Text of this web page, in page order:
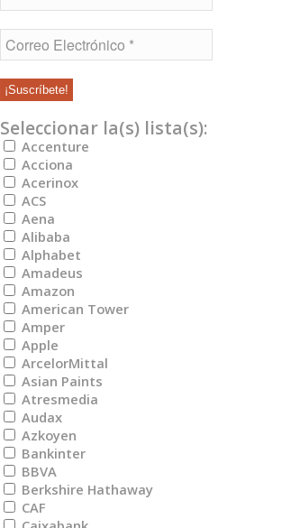
Seleccionar la(s) lista(s):
Accenture
Acciona
Acerinox
ACS
Aena
Alibaba
Alphabet
Amadeus
Amazon
American Tower
Amper
Apple
ArcelorMittal
Asian Paints
Atresmedia
Audax
Azkoyen
Bankinter
BBVA
Berkshire Hathaway
CAF